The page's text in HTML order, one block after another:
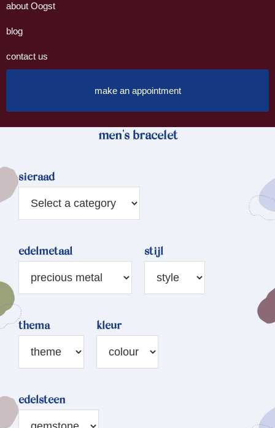
about Oogst
blog
contact us
make an appointment
men's bracelet
sieraad
edelmetaal stijl
thema kleur
edelsteen